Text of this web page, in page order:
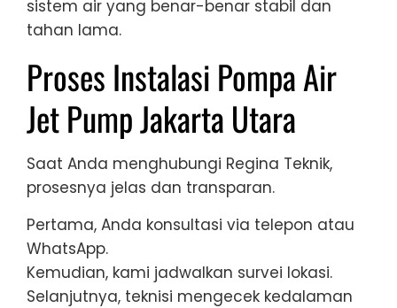
sistem air yang benar-benar stabil dan
tahan lama.
Proses Instalasi Pompa Air
Jet Pump Jakarta Utara
Saat Anda menghubungi Regina Teknik,
prosesnya jelas dan transparan.
Pertama, Anda konsultasi via telepon atau
WhatsApp.
Kemudian, kami jadwalkan survei lokasi.
Selanjutnya, teknisi mengecek kedalaman